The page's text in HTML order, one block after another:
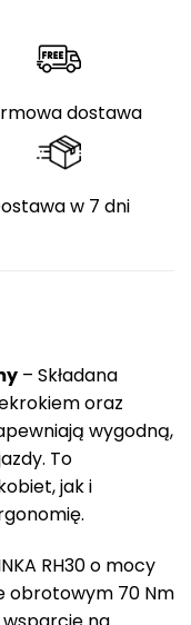
dostawa
w 7 dni
– Składana
oraz
wygodną,
To
jak i
RH30 o mocy
obrotowym 70 Nm